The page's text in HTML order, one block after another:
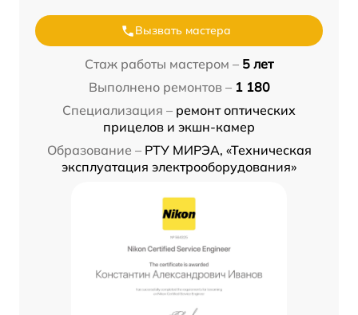
Вызвать мастера
Стаж работы мастером – 5 лет
Выполнено ремонтов – 1 180
Специализация – ремонт оптических
прицелов и экшн-камер
Образование – РТУ МИРЭА, «Техническая
эксплуатация электрооборудования»